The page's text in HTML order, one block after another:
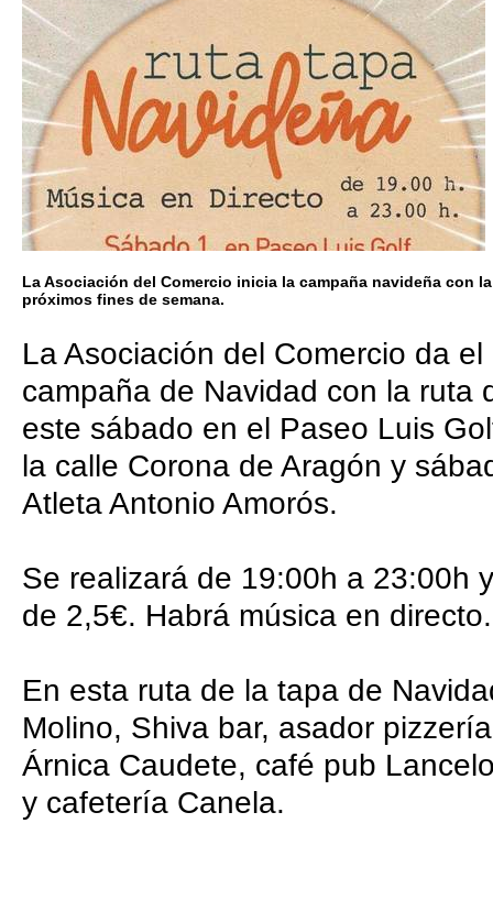
La Asociación del Comercio inicia la campaña navideña con
próximos fines de semana.
La Asociación del Comercio da
campaña de Navidad con la ruta
este sábado en el Paseo Luis
la calle Corona de Aragón y
Atleta Antonio Amorós.
Se realizará de 19:00h a 23:00h
de 2,5€. Habrá música en directo.
En esta ruta de la tapa de
Molino, Shiva bar, asador
Árnica Caudete, café pub
y cafetería Canela.